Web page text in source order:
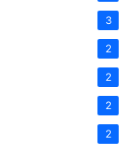
3
2
2
2
2